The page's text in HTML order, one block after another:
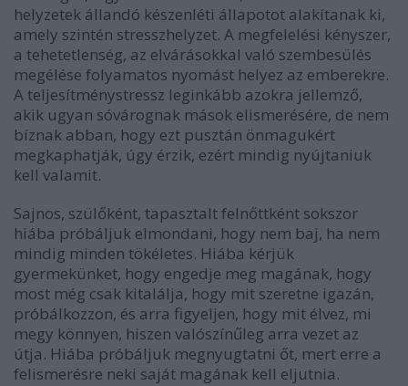
helyzetek állandó készenléti állapotot alakítanak ki,
amely szintén stresszhelyzet. A megfelelési kényszer,
a tehetetlenség, az elvárásokkal való szembesülés
megélése folyamatos nyomást helyez az emberekre.
A teljesítménystressz leginkább azokra jellemző,
akik ugyan sóvárognak mások elismerésére, de nem
bíznak abban, hogy ezt pusztán önmagukért
megkaphatják, úgy érzik, ezért mindig nyújtaniuk
kell valamit.
Sajnos, szülőként, tapasztalt felnőttként sokszor
hiába próbáljuk elmondani, hogy nem baj, ha nem
mindig minden tökéletes. Hiába kérjük
gyermekünket, hogy engedje meg magának, hogy
most még csak kitalálja, hogy mit szeretne igazán,
próbálkozzon, és arra figyeljen, hogy mit élvez, mi
megy könnyen, hiszen valószínűleg arra vezet az
útja. Hiába próbáljuk megnyugtatni őt, mert erre a
felismerésre neki saját magának kell eljutnia.